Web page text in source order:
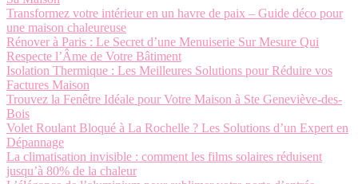
Transformez votre intérieur en un havre de paix – Guide déco pour
une maison chaleureuse
Rénover à Paris : Le Secret d’une Menuiserie Sur Mesure Qui
Respecte l’Âme de Votre Bâtiment
Isolation Thermique : Les Meilleures Solutions pour Réduire vos
Factures Maison
Trouvez la Fenêtre Idéale pour Votre Maison à Ste Geneviève-des-
Bois
Volet Roulant Bloqué à La Rochelle ? Les Solutions d’un Expert en
Dépannage
La climatisation invisible : comment les films solaires réduisent
jusqu’à 80% de la chaleur